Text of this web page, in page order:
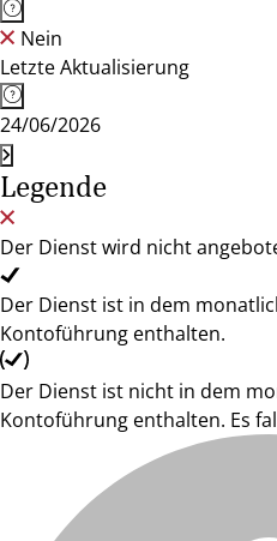
Nein
Letzte Aktualisierung
24/06/2026
Legende
Der Dienst wird nicht
Der Dienst ist in dem
Kontoführung enthalten.
Der Dienst ist nicht in dem
Kontoführung enthalten. Es